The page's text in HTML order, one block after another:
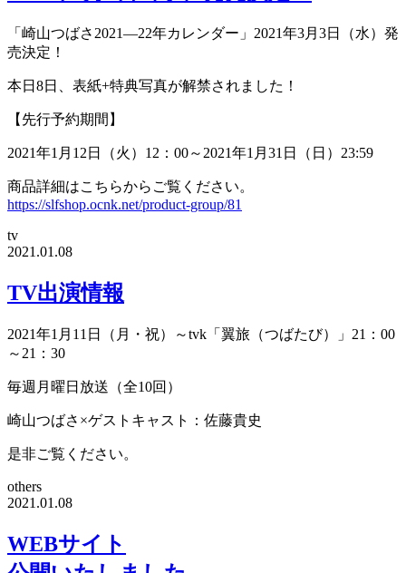
「崎山つばさ2021―22年カレンダー」2021年3月3日（水）発
売決定！
本日8日、表紙+特典写真が解禁されました！
【先行予約期間】
2021年1月12日（火）12：00～2021年1月31日（日）23:59
商品詳細はこちらからご覧ください。
https://slfshop.ocnk.net/product-group/81
tv
2021.01.08
TV出演情報
2021年1月11日（月・祝）～tvk「翼旅（つばたび）」21：00
～21：30
毎週月曜日放送（全10回）
崎山つばさ×ゲストキャスト：佐藤貴史
是非ご覧ください。
others
2021.01.08
WEBサイト